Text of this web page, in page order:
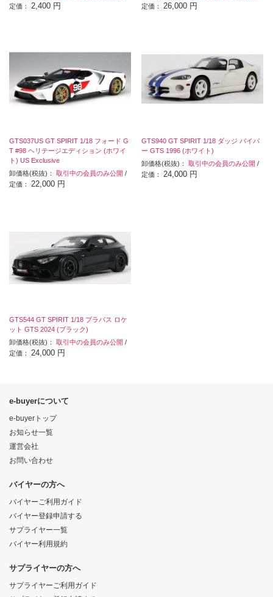
定価： 2,400 円
定価： 26,000 円
GTS037US GT SPIRIT 1/18 フォード G
T #98 ヘリテージエディション (ホワイ
ト) US Exclusive
卸価格(税抜)： 取引中の会員のみ公開 /
定価： 22,000 円
GTS940 GT SPIRIT 1/18 ダッジ バイパ
ー GTS 1996 (ホワイト)
卸価格(税抜)：取引中の会員のみ公開 /
定価： 24,000 円
GTS544 GT SPIRIT 1/18 ブラバス ロケ
ット GTS 2024 (ブラック)
卸価格(税抜)： 取引中の会員のみ公開 /
定価： 24,000 円
e-buyerについて
e-buyerトップ
お知らせ一覧
運営会社
お問い合わせ
バイヤーの方へ
バイヤーご利用ガイド
バイヤー登録申請する
サプライヤー一覧
バイヤー利用規約
サプライヤーの方へ
サプライヤーご利用ガイド